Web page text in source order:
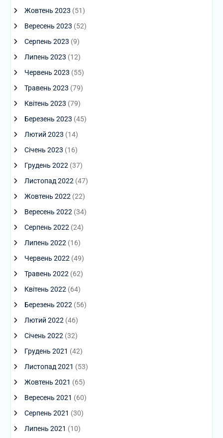
Жовтень 2023 (51)
Вересень 2023 (52)
Серпень 2023 (9)
Липень 2023 (12)
Червень 2023 (55)
Травень 2023 (79)
Квітень 2023 (79)
Березень 2023 (45)
Лютий 2023 (14)
Січень 2023 (16)
Грудень 2022 (37)
Листопад 2022 (47)
Жовтень 2022 (22)
Вересень 2022 (34)
Серпень 2022 (24)
Липень 2022 (16)
Червень 2022 (49)
Травень 2022 (62)
Квітень 2022 (64)
Березень 2022 (56)
Лютий 2022 (46)
Січень 2022 (32)
Грудень 2021 (42)
Листопад 2021 (53)
Жовтень 2021 (65)
Вересень 2021 (60)
Серпень 2021 (30)
Липень 2021 (10)